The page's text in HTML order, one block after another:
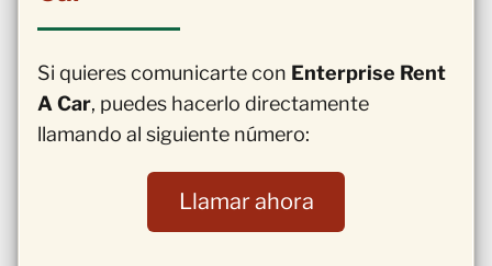
Si quieres comunicarte con Enterprise Rent
A Car, puedes hacerlo directamente
llamando al siguiente número:
Llamar ahora